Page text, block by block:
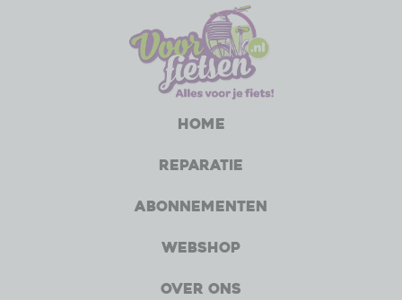
Home
Reparatie
Abonnementen
Webshop
Over ons